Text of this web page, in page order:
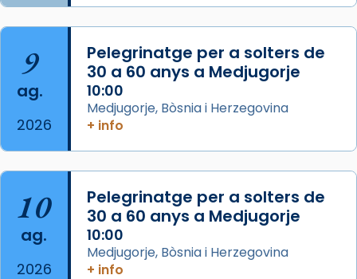
2 weeks ago
missa d’acció de gràcies en agraïment al
comitè organitzador de la visita apostòlica
del Sant Pare Lleó XIV a Barcelona, i als
col·laboradors, a la Catedral de Barcelona.
Mons. David Abadías.
📸 Dr. G. Simón
Photo
9
ag.
2026
Pelegrinatge per a solters de
30 a 60 anys a Medjugorje
10:00
Medjugorje, Bòsnia i Herzegovina
+ info
10
ag.
2026
Pelegrinatge per a solters de
30 a 60 anys a Medjugorje
10:00
Medjugorje, Bòsnia i Herzegovina
+ info